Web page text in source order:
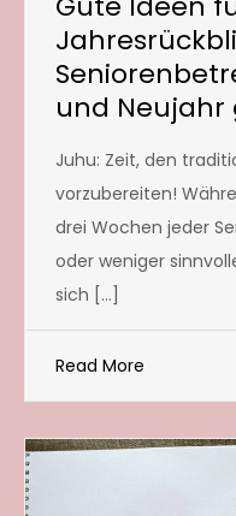
und Neujahr
Juhu: Zeit, den
vorzubereiten!
drei Wochen jeder
oder weniger
sich […]
Read More